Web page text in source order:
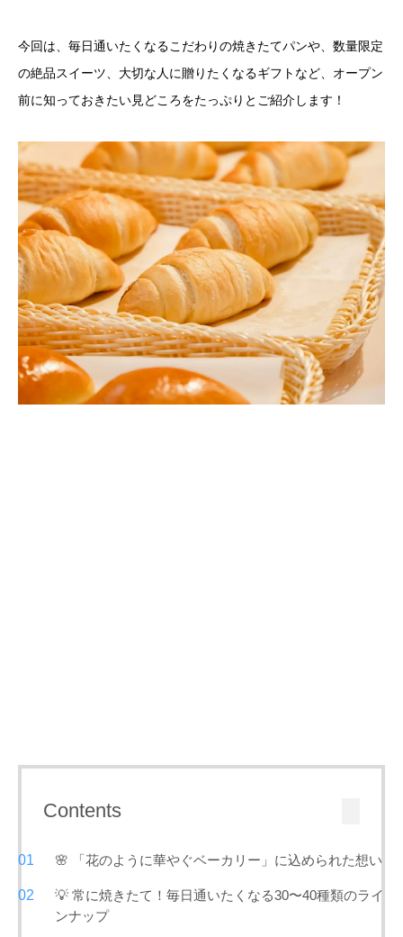
今回は、毎日通いたくなるこだわりの焼きたてパンや、数量限定
の絶品スイーツ、大切な人に贈りたくなるギフトなど、オープン
前に知っておきたい見どころをたっぷりとご紹介します！
Contents
🌸 「花のように華やぐベーカリー」に込められた想い
💡 常に焼きたて！毎日通いたくなる30〜40種類のライ
ンナップ